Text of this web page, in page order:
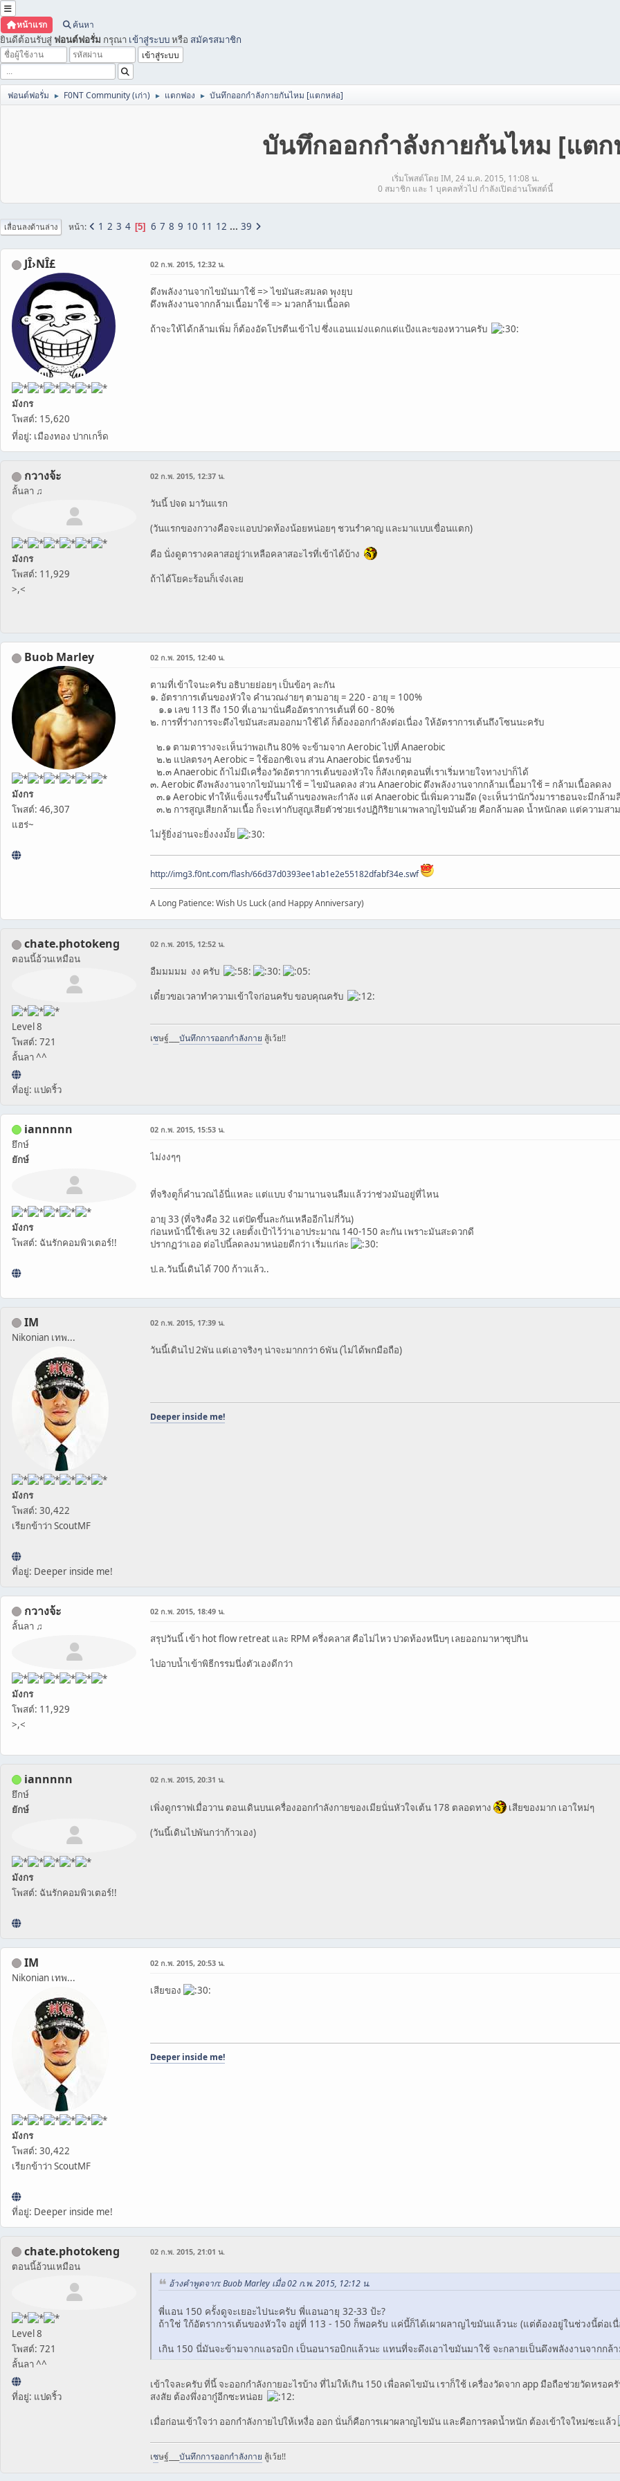
หน้าแรก ค้นหา
ยินดีต้อนรับสู่ ฟอนต์ฟอรั่ม กรุณา เข้าสู่ระบบหรือ สมัครสมาชิก
ฟอนต์ฟอรั่ม ► F0NT Community (เก่า) ► แตกฟอง ► บันทึกออกกำลังกายกันไหม [แตกหล่อ]
บันทึกออกกำลังกายกันไหม [แต
เริ่มโพสต์โดย IM, 24 ม.ค. 2015, 11:08 น.
0 สมาชิก และ 1 บุคคลทั่วไป กำลังเปิดอ่านโพสต์นี้
เลื่อนลงด้านล่าง หน้า 1 2 3 4 5 6 7 8 9 10 11 12 ... 39
JÎ›NÎ£
มังกร
โพสต์: 15,620
ที่อยู่: เมืองทอง ปากเกร็ด
02 ก.พ. 2015, 12:32 น.
ดึงพลังงานจากไขมันมาใช้ => ไขมันสะสมลด พุงยุบ
ดึงพลังงานจากกล้ามเนื้อมาใช้ => มวลกล้ามเนื้อลด
ถ้าจะให้ได้กล้ามเพิ่ม ก็ต้องอัดโปรตีนเข้าไป ซึ่งแอนแม่งแดกแต่แป้งและของหวานครับ
กวางจ้ะ
ลั้นลา ♫
มังกร
โพสต์: 11,929
>,<
02 ก.พ. 2015, 12:37 น.
วันนี้ ปจด มาวันแรก
(วันแรกของกวางคือจะแอบปวดท้องน้อยหน่อยๆ ชวนรำคาญ และมาแบบเขื่อนแตก)
คือ นั่งดูตารางคลาสอยู่ว่าเหลือคลาสอะไรที่เข้าได้บ้าง
ถ้าได้โยคะร้อนก็เจ๋งเลย
Buob Marley
มังกร
โพสต์: 46,307
แฮร่~
02 ก.พ. 2015, 12:40 น.
ตามที่เข้าใจนะครับ อธิบายย่อยๆ เป็นข้อๆ ละกัน
๑. อัตราการเต้นของหัวใจ คำนวณง่ายๆ ตามอายุ = 220 - อายุ = 100%
๑.๑ เลข 113 ถึง 150 ที่เอามานั่นคืออัตราการเต้นที่ 60 - 80%
๒. การที่ร่างการจะดึงไขมันสะสมออกมาใช้ได้ ก็ต้องออกกำลังต่อเนื่อง ให้อัตราการเต้นถึงโซนนะครับ
๒.๑ ตามตารางจะเห็นว่าพอเกิน 80% จะข้ามจาก Aerobic ไปที่ Anaerobic
๒.๒ แปลตรงๆ Aerobic = ใช้ออกซิเจน ส่วน Anaerobic นี่ตรงข้าม
๒.๓ Anaerobic ถ้าไม่มีเครื่องวัดอัตราการเต้นของหัวใจ ก็สังเกตุตอนที่เราเริ่มหายใจทางปาก็ได้
๓. Aerobic ดึงพลังงานจากไขมันมาใช้ = ไขมันลดลง ส่วน Anaerobic ดึงพลังงานจากกล้ามเนื้อมาใช้ = กล้ามเนื้อลดลง
๓.๑ Aerobic ทำให้แข็งแรงขึ้นในด้านของพละกำลัง แต่ Anaerobic นี่เพิ่มความอึด (จะเห็นว่านักวิ่งมาราธอนจะมีกล้าม
๓.๒ การสูญเสียกล้ามเนื้อ ก็จะเท่ากับสูญเสียตัวช่วยเร่งปฏิกิริยาเผาพลาญไขมันด้วย คือกล้ามลด น้ำหนักลด แต่ความสา
ไม่รู้ยิ่งอ่านจะยิ่งงงมั้ย
http://img3.f0nt.com/flash/66d37d0393ee1ab1e2e55182dfabf34e.swf
A Long Patience: Wish Us Luck (and Happy Anniversary)
chate.photokeng
ตอนนี้อ้วนเหมือน
Level 8
โพสต์: 721
ลั้นลา ^^
ที่อยู่: แปดริ้ว
02 ก.พ. 2015, 12:52 น.
อืมมมมม งง ครับ
เดี๋ยวขอเวลาทำความเข้าใจก่อนครับ ขอบคุณครับ
เชษฐ์___ บันทึกการออกกำลังกาย สู้เว้ย!!
iannnnn
ยึกษ์
ยักษ์
มังกร
โพสต์: ฉันรักคอมพิวเตอร์!!
02 ก.พ. 2015, 15:53 น.
ไม่งงๆๆ
ที่จริงตูก็คำนวณไอ้นี่แหละ แต่แบบ จำมานานจนลืมแล้วว่าช่วงมันอยู่ที่ไหน
อายุ 33 (ที่จริงคือ 32 แต่ปัดขึ้นละกันเหลืออีกไม่กี่วัน)
ก่อนหน้านี้ใช้เลข 32 เลยตั้งเป้าไว้ว่าเอาประมาณ 140-150 ละกัน เพราะมันสะดวกดี
ปรากฏว่าเออ ต่อไปนี้ลดลงมาหน่อยดีกว่า เริ่มแก่ละ
ป.ล.วันนี้เดินได้ 700 ก้าวแล้ว..
IM
Nikonian เทพ...
มังกร
โพสต์: 30,422
เรียกข้าว่า ScoutMF
ที่อยู่: Deeper inside me!
02 ก.พ. 2015, 17:39 น.
วันนี้เดินไป 2พัน แต่เอาจริงๆ น่าจะมากกว่า 6พัน (ไม่ได้พกมือถือ)
Deeper inside me!
กวางจ้ะ
ลั้นลา ♫
มังกร
โพสต์: 11,929
>,<
02 ก.พ. 2015, 18:49 น.
สรุปวันนี้ เข้า hot flow retreat และ RPM ครึ่งคลาส คือไม่ไหว ปวดท้องหนึบๆ เลยออกมาหาซุปกิน
ไปอาบน้ำเข้าพิธีกรรมนึ่งตัวเองดีกว่า
iannnnn
ยึกษ์
ยักษ์
มังกร
โพสต์: ฉันรักคอมพิวเตอร์!!
02 ก.พ. 2015, 20:31 น.
เพิ่งดูกราฟเมื่อวาน ตอนเดินบนเครื่องออกกำลังกายของเมียนั่นหัวใจเต้น 178 ตลอดทาง
เสียของมาก เอาใหม่ๆ
(วันนี้เดินไปพันกว่าก้าวเอง)
IM
Nikonian เทพ...
มังกร
โพสต์: 30,422
เรียกข้าว่า ScoutMF
ที่อยู่: Deeper inside me!
02 ก.พ. 2015, 20:53 น.
เสียของ
Deeper inside me!
chate.photokeng
ตอนนี้อ้วนเหมือน
Level 8
โพสต์: 721
ลั้นลา ^^
ที่อยู่: แปดริ้ว
02 ก.พ. 2015, 21:01 น.
อ้างคำพูดจาก: Buob Marley เมื่อ 02 ก.พ. 2015, 12:12 น.
พี่แอน 150 ครั้งดูจะเยอะไปนะครับ พี่แอนอายุ 32-33 ป้ะ?
ถ้าใช่ ใก้อัตราการเต้นของหัวใจ อยู่ที่ 113 - 150 ก็พอครับ แค่นี้ก็ได้เผาผลาญไขมันแล้วนะ (แต่ต้องอยู่ในช่วงนี้ต่อเ
เกิน 150 นี่มันจะข้ามจากแอรอบิก เป็นอนารอบิกแล้วนะ แทนที่จะดึงเอาไขมันมาใช้ จะกลายเป็นดึงพลังงานจากกล้
เข้าใจละครับ ที่นี้ จะออกกำลังกายอะไรบ้าง ที่ไม่ให้เกิน 150 เพื่อลดไขมัน เราก็ใช้ เครื่องวัดจาก app มือถือช่วยวัดหรอค
สงสัย ต้องพึ่งอากู๋อีกซะหน่อย
เมื่อก่อนเข้าใจว่า ออกกำลังกายไปให้เหงื่อ ออก นั่นก็คือการเผาผลาญไขมัน และคือการลดน้ำหนัก ต้องเข้าใจใหม่ซะแล้ว
เชษฐ์___ บันทึกการออกกำลังกาย สู้เว้ย!!